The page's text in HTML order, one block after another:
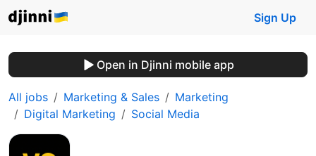
Sign Up
Open in Djinni mobile app
All jobs Marketing & Sales
Marketing
Digital Marketing
Social Media